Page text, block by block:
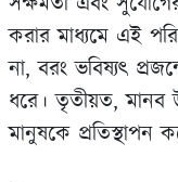
করার মাধ্যমে এই
না, বরং ভবিষ্যৎ
ধরে। তৃতীয়ত, মানব
মানুষকে প্রতিস্থাপন